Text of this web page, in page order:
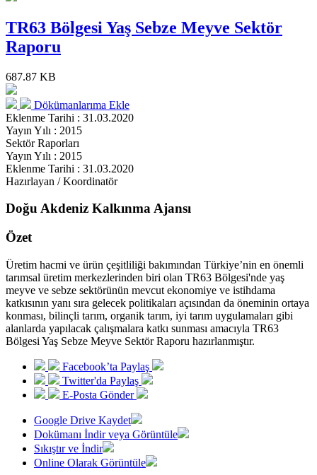
TR63 Bölgesi Yaş Sebze Meyve Sektör
Raporu
687.87 KB
Dökümanlarıma Ekle
Eklenme Tarihi : 31.03.2020
Yayın Yılı : 2015
Sektör Raporları
Yayın Yılı : 2015
Eklenme Tarihi : 31.03.2020
Hazırlayan / Koordinatör
Doğu Akdeniz Kalkınma Ajansı
Özet
Üretim hacmi ve ürün çeşitliliği bakımından Türkiye’nin en önemli
tarımsal üretim merkezlerinden biri olan TR63 Bölgesi'nde yaş
meyve ve sebze sektörünün mevcut ekonomiye ve istihdama
katkısının yanı sıra gelecek politikaları açısından da öneminin ortaya
konması, bilinçli tarım, organik tarım, iyi tarım uygulamaları gibi
alanlarda yapılacak çalışmalara katkı sunması amacıyla TR63
Bölgesi Yaş Sebze Meyve Sektör Raporu hazırlanmıştır.
Facebook’ta Paylaş
Twitter'da Paylaş
E-Posta Gönder
Google Drive Kaydet
Dokümanı İndir veya Görüntüle
Sıkıştır ve İndir
Online Olarak Görüntüle